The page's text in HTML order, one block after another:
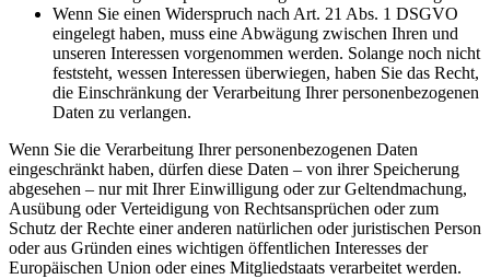
Wenn Sie einen Widerspruch nach Art. 21 Abs. 1 DSGVO
eingelegt haben, muss eine Abwägung zwischen Ihren und
unseren Interessen vorgenommen werden. Solange noch nicht
feststeht, wessen Interessen überwiegen, haben Sie das Recht,
die Einschränkung der Verarbeitung Ihrer personenbezogenen
Daten zu verlangen.
Wenn Sie die Verarbeitung Ihrer personenbezogenen Daten
eingeschränkt haben, dürfen diese Daten – von ihrer Speicherung
abgesehen – nur mit Ihrer Einwilligung oder zur Geltendmachung,
Ausübung oder Verteidigung von Rechtsansprüchen oder zum
Schutz der Rechte einer anderen natürlichen oder juristischen Person
oder aus Gründen eines wichtigen öffentlichen Interesses der
Europäischen Union oder eines Mitgliedstaats verarbeitet werden.